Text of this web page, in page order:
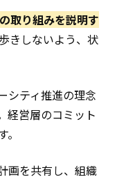
取り組みを説明す
きしないよう、状
シティ推進の理念
経営層のコミット
画を共有し、組織